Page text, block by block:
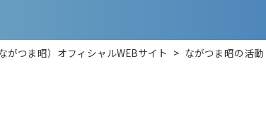
がつま昭）オフィシャルWEBサイト > ながつま昭の活動